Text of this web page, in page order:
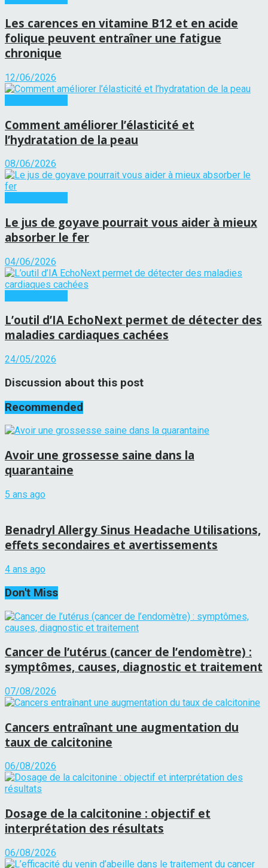
Les carences en vitamine B12 et en acide
folique peuvent entraîner une fatigue
chronique
12/06/2026
Comment améliorer l’élasticité et
l’hydratation de la peau
08/06/2026
Le jus de goyave pourrait vous aider à mieux
absorber le fer
04/06/2026
L’outil d’IA EchoNext permet de détecter des
maladies cardiaques cachées
24/05/2026
Discussion about this post
Recommended
Avoir une grossesse saine dans la
quarantaine
5 ans ago
Benadryl Allergy Sinus Headache Utilisations,
effets secondaires et avertissements
4 ans ago
Don't Miss
Cancer de l’utérus (cancer de l’endomètre) :
symptômes, causes, diagnostic et traitement
07/08/2026
Cancers entraînant une augmentation du
taux de calcitonine
06/08/2026
Dosage de la calcitonine : objectif et
interprétation des résultats
06/08/2026